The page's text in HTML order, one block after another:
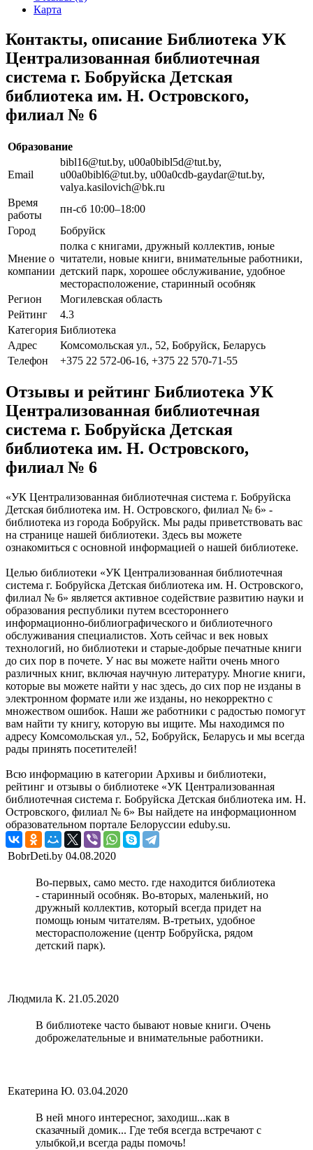
Карта
Контакты, описание Библиотека УК
Централизованная библиотечная
система г. Бобруйска Детская
библиотека им. Н. Островского,
филиал № 6
Образование
Email
bibl16@tut.by, u00a0bibl5d@tut.by,
u00a0bibl6@tut.by, u00a0cdb-gaydar@tut.by,
valya.kasilovich@bk.ru
Время
работы
пн-сб 10:00–18:00
Город
Бобруйск
Мнение о
компании
полка с книгами, дружный коллектив, юные
читатели, новые книги, внимательные работники,
детский парк, хорошее обслуживание, удобное
месторасположение, старинный особняк
Регион
Могилевская область
Рейтинг
4.3
Категория Библиотека
Адрес
Комсомольская ул., 52, Бобруйск, Беларусь
Телефон
+375 22 572-06-16, +375 22 570-71-55
Отзывы и рейтинг Библиотека УК
Централизованная библиотечная
система г. Бобруйска Детская
библиотека им. Н. Островского,
филиал № 6
«УК Централизованная библиотечная система г. Бобруйска
Детская библиотека им. Н. Островского, филиал № 6» -
библиотека из города Бобруйск. Мы рады приветствовать вас
на странице нашей библиотеки. Здесь вы можете
ознакомиться с основной информацией о нашей библиотеке.
Целью библиотеки «УК Централизованная библиотечная
система г. Бобруйска Детская библиотека им. Н. Островского,
филиал № 6» является активное содействие развитию науки и
образования республики путем всестороннего
информационно-библиографического и библиотечного
обслуживания специалистов. Хоть сейчас и век новых
технологий, но библиотеки и старые-добрые печатные книги
до сих пор в почете. У нас вы можете найти очень много
различных книг, включая научную литературу. Многие книги,
которые вы можете найти у нас здесь, до сих пор не изданы в
электронном формате или же изданы, но некорректно с
множеством ошибок. Наши же работники с радостью помогут
вам найти ту книгу, которую вы ищите. Мы находимся по
адресу Комсомольская ул., 52, Бобруйск, Беларусь и мы всегда
рады принять посетителей!
Всю информацию в категории Архивы и библиотеки,
рейтинг и отзывы о библиотеке «УК Централизованная
библиотечная система г. Бобруйска Детская библиотека им. Н.
Островского, филиал № 6» Вы найдете на информационном
образовательном портале Белоруссии eduby.su.
BobrDeti.by 04.08.2020
Во-первых, само место. где находится библиотека
- старинный особняк. Во-вторых, маленький, но
дружный коллектив, который всегда придет на
помощь юным читателям. В-третьих, удобное
месторасположение (центр Бобруйска, рядом
детский парк).
Людмила К. 21.05.2020
В библиотеке часто бывают новые книги. Очень
доброжелательные и внимательные работники.
Екатерина Ю. 03.04.2020
В ней много интересног, заходиш...как в
сказачный домик... Где тебя всегда встречают с
улыбкой,и всегда рады помочь!